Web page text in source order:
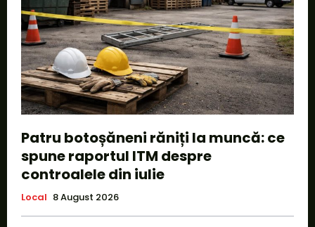
Patru botoșăneni răniți la muncă: ce
spune raportul ITM despre
controalele din iulie
Local 8 August 2026